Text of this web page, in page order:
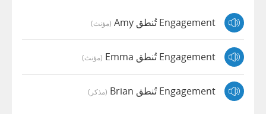
Engagement تُنطق Amy (مؤنث)
Engagement تُنطق Emma (مؤنث)
Engagement تُنطق Brian (مذكر)